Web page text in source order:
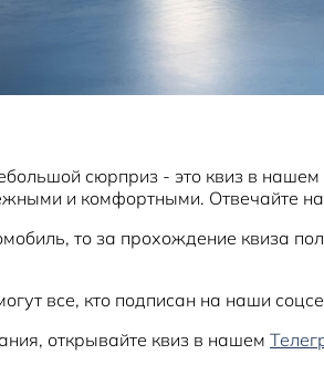
сюрприз - это квиз в
и комфортными. Отвечайте
то за прохождение квиза
все, кто подписан на наши
открывайте квиз в нашем